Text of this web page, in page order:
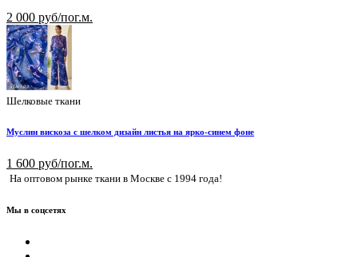
2 000 руб/пог.м.
Шелковые ткани
Муслин вискоза с шелком дизайн листья на ярко-синем фоне
1 600 руб/пог.м.
На оптовом рынке ткани в Москве с 1994 года!
Мы в соцсетях